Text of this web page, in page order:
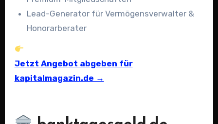
Lead-Generator für Vermögensverwalter &
Honorarberater
Jetzt Angebot abgeben für
kapitalmagazin.de →